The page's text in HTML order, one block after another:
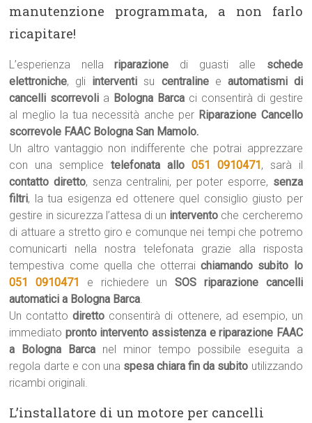
manutenzione programmata, a non farlo
ricapitare!
L’esperienza nellariparazione di guasti alle schede
elettroniche, gli interventi su centralinee automatismi di
cancelli scorrevoli a Bologna Barca ci consentirà di gestire
al meglio la tua necessità anche per Riparazione Cancello
scorrevole FAAC Bologna San Mamolo.
Un altro vantaggio non indifferente che potrai apprezzare
con una semplicetelefonata allo 051 0910471, sarà il
contatto diretto, senza centralini, per poter esporre, senza
filtri, la tua esigenza ed ottenere quel consiglio giusto per
gestire in sicurezza l’attesa di un intervento che cercheremo
di attuare a stretto giro e comunque nei tempi che potremo
comunicarti nella nostra telefonata grazie alla risposta
tempestiva come quella che otterraichiamando subito lo
051 0910471
e richiedere unSOS riparazione cancelli
automatici a Bologna Barca.
Un contattodiretto consentirà di ottenere, ad esempio, un
immediato pronto intervento assistenza e riparazione FAAC
a Bologna Barca nel minor tempo possibile eseguita a
regola darte e con una spesa chiara fin da subito utilizzando
ricambi originali.
L’installatore di un motore per cancelli